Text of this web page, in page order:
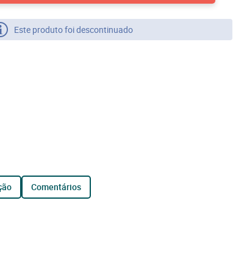
Este produto foi descontinuado
comentários